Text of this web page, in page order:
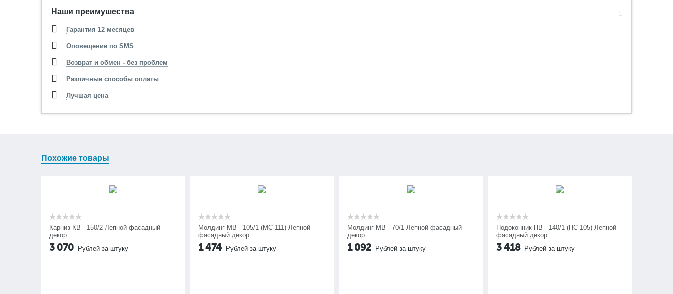
Наши преимушества
Гарантия 12 месяцев
Оповещение по SMS
Возврат и обмен - без проблем
Различные способы оплаты
Лучшая цена
Похожие товары
Карниз КВ - 150/2 Лепной фасадный
декор
3 070 Рублей за штуку
Молдинг МВ - 105/1 (МС-111) Лепной
фасадный декор
1 474 Рублей за штуку
Молдинг МВ - 70/1 Лепной фасадный
декор
1 092 Рублей за штуку
Подоконник ПВ - 140/1 (ПС-105) Лепной
фасадный декор
3 418 Рублей за штуку